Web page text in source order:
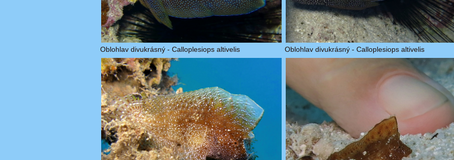
Oblohlav divukrásný - Calloplesiops altivelis Oblohlav divukrásný - Calloplesiops altivelis